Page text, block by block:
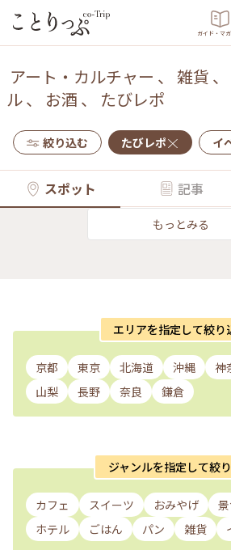
ガイド・マ
アート・カルチャー 、 雑貨 、
ル、 お酒 、 たびレポ
絞り込む たびレポ イ
スポット 記事
もっとみる
エリアを指定して絞り
京都 東京 北海道 沖縄 神
山梨
長野 奈良 鎌倉
ジャンルを指定して絞
カフェ スイーツ おみやげ
ホテル
ごはん パン 雑貨